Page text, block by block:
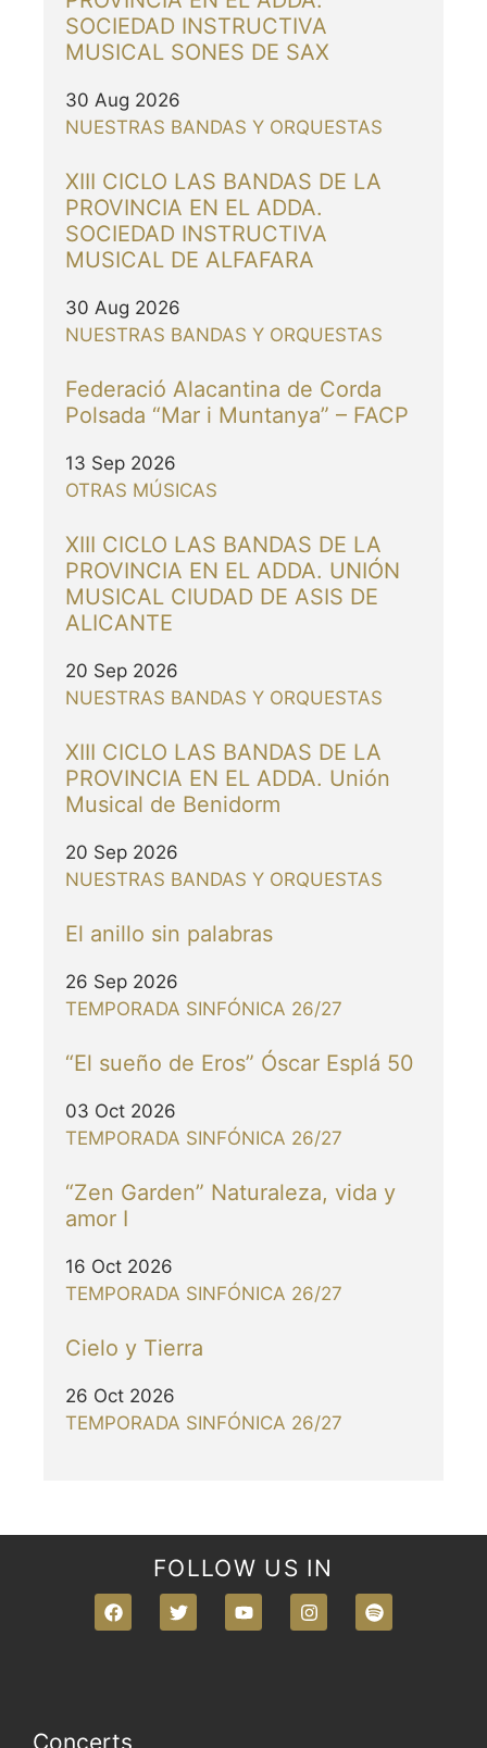
SOCIEDAD INSTRUCTIVA
MUSICAL SONES DE SAX
30 Aug 2026
NUESTRAS BANDAS Y ORQUESTAS
XIII CICLO LAS BANDAS DE LA
PROVINCIA EN EL ADDA.
SOCIEDAD INSTRUCTIVA
MUSICAL DE ALFAFARA
30 Aug 2026
NUESTRAS BANDAS Y ORQUESTAS
Federació Alacantina de Corda
Polsada “Mar i Muntanya” – FACP
13 Sep 2026
OTRAS MÚSICAS
XIII CICLO LAS BANDAS DE LA
PROVINCIA EN EL ADDA. UNIÓN
MUSICAL CIUDAD DE ASIS DE
ALICANTE
20 Sep 2026
NUESTRAS BANDAS Y ORQUESTAS
XIII CICLO LAS BANDAS DE LA
PROVINCIA EN EL ADDA. Unión
Musical de Benidorm
20 Sep 2026
NUESTRAS BANDAS Y ORQUESTAS
El anillo sin palabras
26 Sep 2026
TEMPORADA SINFÓNICA 26/27
“El sueño de Eros” Óscar Esplá 50
03 Oct 2026
TEMPORADA SINFÓNICA 26/27
“Zen Garden” Naturaleza, vida y
amor I
16 Oct 2026
TEMPORADA SINFÓNICA 26/27
Cielo y Tierra
26 Oct 2026
TEMPORADA SINFÓNICA 26/27
FOLLOW US IN
Concerts